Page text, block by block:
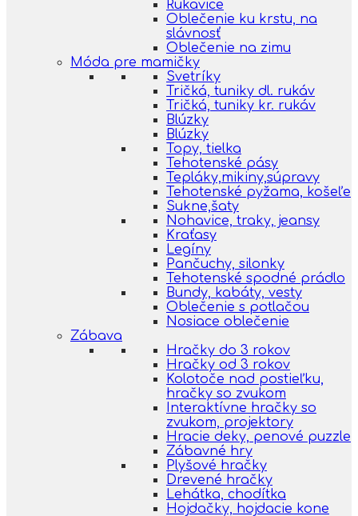
Rukavice
Oblečenie ku krstu, na
slávnosť
Oblečenie na zimu
Móda pre mamičky
Svetríky
Tričká, tuniky dl. rukáv
Tričká, tuniky kr. rukáv
Blúzky
Blúzky
Topy, tielka
Tehotenské pásy
Tepláky,mikiny,súpravy
Tehotenské pyžama, košeľe
Sukne,šaty
Nohavice, traky, jeansy
Kraťasy
Legíny
Pančuchy, silonky
Tehotenské spodné prádlo
Bundy, kabáty, vesty
Oblečenie s potlačou
Nosiace oblečenie
Zábava
Hračky do 3 rokov
Hračky od 3 rokov
Kolotoče nad postieľku,
hračky so zvukom
Interaktívne hračky so
zvukom, projektory
Hracie deky, penové puzzle
Zábavné hry
Plyšové hračky
Drevené hračky
Lehátka, chodítka
Hojdačky, hojdacie kone